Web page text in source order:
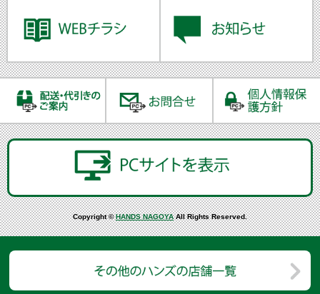
Copyright ©HANDS NAGOYAAll Rights Reserved.